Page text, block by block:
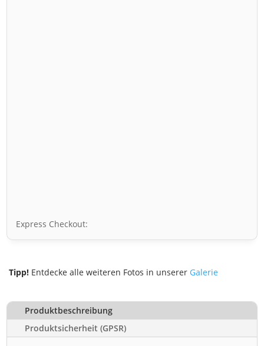
Express Checkout:
Tipp! Entdecke alle weiteren Fotos in unserer Galerie
Produktbeschreibung
Produktsicherheit (GPSR)